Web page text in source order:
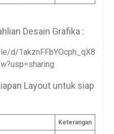
Desain Grafika :
d/1akznFFbYOcph_qX8
Layout untuk siap
Keterangan